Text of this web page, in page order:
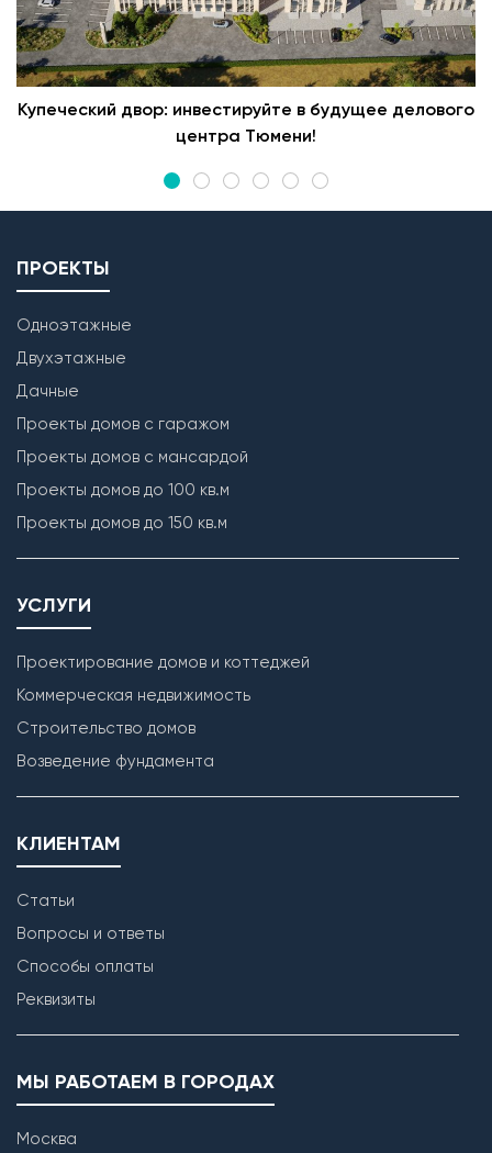
Купеческий двор: инвестируйте в будущее делового
центра Тюмени!
ПРОЕКТЫ
Одноэтажные
Двухэтажные
Дачные
Проекты домов с гаражом
Проекты домов с мансардой
Проекты домов до 100 кв.м
Проекты домов до 150 кв.м
УСЛУГИ
Проектирование домов и коттеджей
Коммерческая недвижимость
Строительство домов
Возведение фундамента
КЛИЕНТАМ
Статьи
Вопросы и ответы
Способы оплаты
Реквизиты
МЫ РАБОТАЕМ В ГОРОДАХ
Москва